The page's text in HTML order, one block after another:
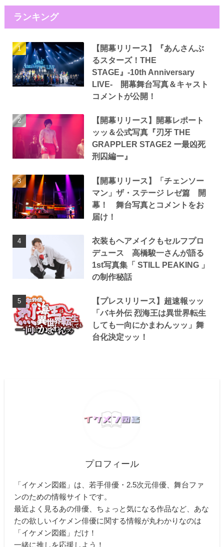
ランキング
【開幕リリース】『あんさんぶ
るスターズ！THE
STAGE』-10th Anniversary
LIVE- 開幕舞台写真＆キャスト
コメントが公開！
【開幕リリース】開幕レポート
ッッ＆公式写真『刃牙 THE
GRAPPLER STAGE2 ー最凶死
刑囚編ー』
【開幕リリース】「チェンソー
マン」ザ・ステージ レゼ篇 開
幕！ 舞台写真とコメントをお
届け！
衣装もヘアメイクもセルフプロ
デュース 高橋駿一さんが語る
1st写真集「 STILL PEAKING 」
の制作秘話
【プレスリリース】超速報ッッ
「バキ外伝 烈海王は異世界転生
しても一向にかまわんッッ」舞
台化決定ッッ！
プロフィール
「イケメン図鑑」は、若手俳優・2.5次元俳優、舞台ファ
ンのための情報サイトです。
最近よく見るあの俳優、ちょっと気になる作品など、あな
たの欲しいイケメン俳優に関する情報が丸わかりなのは
「イケメン図鑑」だけ！
一緒に推しを応援しよう！